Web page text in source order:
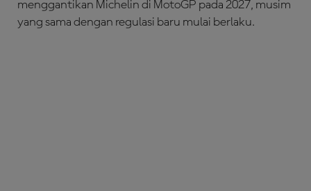
menggantikan Michelin di MotoGP pada 2027, musim
yang sama dengan regulasi baru mulai berlaku.